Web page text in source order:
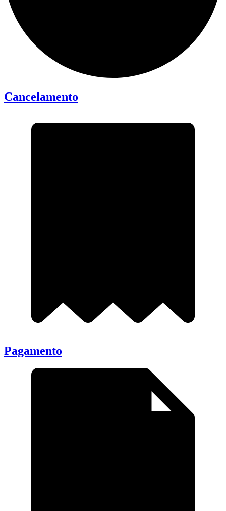
Cancelamento
Pagamento